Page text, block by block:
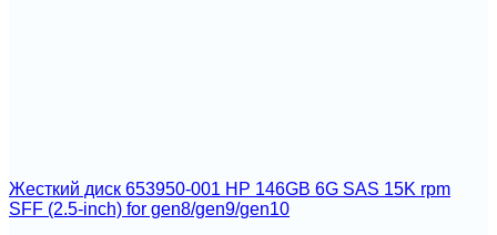
Жесткий диск 653950-001 HP 146GB 6G SAS 15K rpm
SFF (2.5-inch) for gen8/gen9/gen10